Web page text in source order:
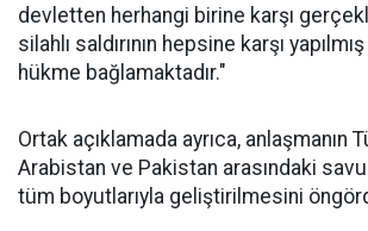
devletten herhangi birine karşı
silahlı saldırının hepsine karşı yapılmış
hükme bağlamaktadır."
Ortak açıklamada ayrıca, anlaşmanın
Arabistan ve Pakistan arasındaki
tüm boyutlarıyla geliştirilmesini